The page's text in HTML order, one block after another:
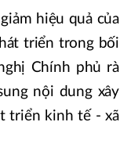
hiệu quả của
triển trong bối
Chính phủ rà
nội dung xây
triển kinh tế - xã